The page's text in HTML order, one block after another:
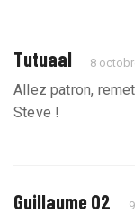
Tutuaal 8
Allez patron,
Steve !
Guillaume 02